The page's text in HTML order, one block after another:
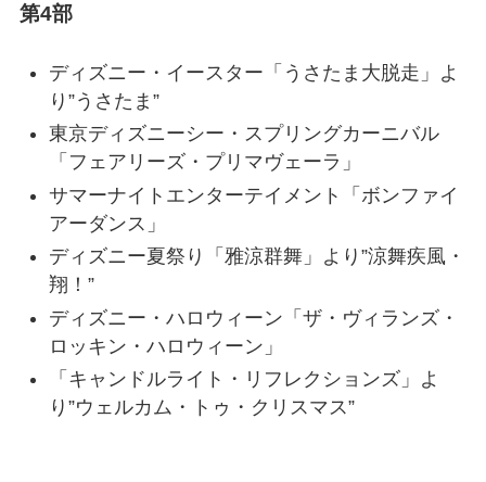
第4部
ディズニー・イースター「うさたま大脱走」よ
り”うさたま”
東京ディズニーシー・スプリングカーニバル
「フェアリーズ・プリマヴェーラ」
サマーナイトエンターテイメント「ボンファイ
アーダンス」
ディズニー夏祭り「雅涼群舞」より”涼舞疾風・
翔！”
ディズニー・ハロウィーン「ザ・ヴィランズ・
ロッキン・ハロウィーン」
「キャンドルライト・リフレクションズ」よ
り”ウェルカム・トゥ・クリスマス”